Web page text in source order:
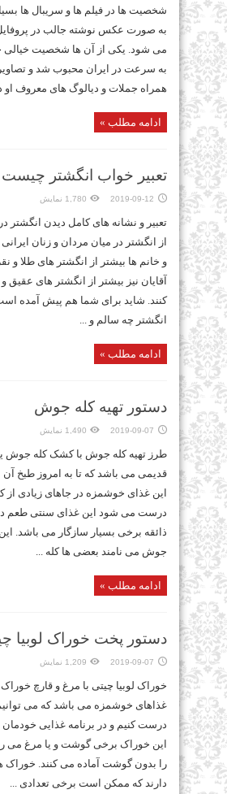
شخصیت ها در فیلم ها و سریبال ها
به صورت عکس نوشته جالب در پروفایل
می شود. یکی از آن ها شخصیت خیالی
به سرعت در ایران محبوب شد و
همراه جملات و دیالوگ های معروف او
ادامه مطلب »
تعبیر خواب انگشتر
2019-09-12 1,780 نمایش
تعبیر و نشانه های کامل دیدن انگشتر
از انگشتر در میان مردان و زنان
و خانم ها بیشتر از انگشتر های طلا و
آقایان نیز بیشتر از انگشتر های عقیق
کنند. شاید برای شما هم پیش آمده
انگشتر چه سالم و ...
ادامه مطلب »
دستور تهیه کله جوش
2019-09-07 1,490 نمایش
طرز تهیه کله جوش با کشک کله جوش
قدیمی می باشد که تا به امروز طبخ
این غذای خوشمزه در جاهای زیادی از
درست می شود این غذای سنتی طعم
ذائقه برخی بسیار سازگار می باشد.
جوش می نامند بعضی ها کله ...
ادامه مطلب »
دستور پخت خوراک لوبیا
2019-09-07 1,209 نمایش
خوراک لوبیا چیتی با مرغ و قارچ خوراک
غذاهای خوشمزه می باشد که می
درست کنیم و در برنامه غذایی خودمان
این خوراک برخی گوشت و یا مرغ می
را بدون گوشت آماده می کنند. خوراک
دارند که ممکن است برخی تعدادی ...